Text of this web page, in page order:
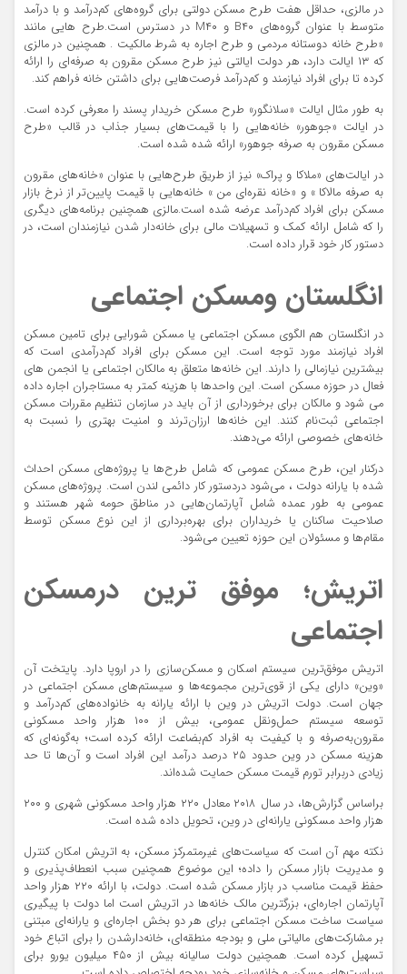
در مالزی، حداقل هفت طرح مسکن دولتی برای گروه‌های کم‌درآمد و با درآمد
متوسط با عنوان گروه‌های B۴۰ و M۴۰ در دسترس است.طرح هایی مانند
«طرح خانه دوستانه مردمی و طرح اجاره به شرط مالکیت . همچنین در مالزی
که ۱۳ ایالت دارد، هر دولت ایالتی نیز طرح مسکن مقرون به صرفه‌ای را ارائه
کرده تا برای افراد نیازمند و کم‌درآمد فرصت‌هایی برای داشتن خانه فراهم کند.
به طور مثال ایالت «سلانگور» طرح مسکن خریدار پسند را معرفی کرده است.
در ایالت «جوهور» خانه‌هایی را با قیمت‌های بسیار جذاب در قالب «طرح
مسکن مقرون به صرفه جوهور» ارائه شده شده است.
در ایالت‌های «ملاکا و پراک» نیز از طریق طرح‌هایی با عنوان «خانه‌های مقرون‌
به‌ صرفه مالاکا » و «خانه نقره‌ای من » خانه‌هایی با قیمت پایین‌تر از نرخ بازار
مسکن برای افراد کم‌درآمد عرضه شده است.مالزی همچنین برنامه‌های دیگری
را که شامل ارائه کمک و تسهیلات مالی برای خانه‌دار شدن نیازمندان است، در
دستور کار خود قرار داده است.
انگلستان ومسکن اجتماعی
در انگلستان هم الگوی مسکن اجتماعی یا مسکن شورایی برای تامین مسکن
افراد نیازمند مورد توجه است. این مسکن برای افراد کم‌درآمدی است که
بیشترین نیازمالی را دارند. این خانه‌ها متعلق به مالکان اجتماعی یا انجمن های
فعال در حوزه مسکن است. این واحدها با هزینه کمتر به مستاجران اجاره داده
می شود و مالکان برای برخورداری از آن باید در سازمان تنظیم مقررات مسکن
اجتماعی ثبت‌نام کنند. این خانه‌ها ارزان‌ترند و امنیت بهتری را نسبت به
خانه‌های خصوصی ارائه می‌دهند.
درکنار این، طرح مسکن عمومی که شامل طرح‌ها یا پروژه‌های مسکن احداث
شده با یارانه دولت ، می‌شود دردستور کار دائمی لندن است. پروژه‌های مسکن
عمومی به طور عمده شامل آپارتمان‌هایی در مناطق حومه شهر هستند و
صلاحیت ساکنان یا خریداران برای بهره‌برداری از این نوع مسکن توسط
مقام‌ها و مسئولان این حوزه تعیین می‌شود.
اتریش؛ موفق ترین درمسکن
اجتماعی
اتریش موفق‌ترین سیستم اسکان و مسکن‌سازی را در اروپا دارد. پایتخت آن
«وین» دارای یکی از قوی‌ترین مجموعه‌ها و سیستم‌های مسکن اجتماعی در
جهان است. دولت اتریش در وین با ارائه یارانه به خانواده‌های کم‌درآمد و
توسعه سیستم حمل‌ونقل عمومی، بیش از ۱۰۰ هزار واحد مسکونی
مقرون‌به‌صرفه و با کیفیت به افراد کم‌بضاعت ارائه کرده است؛ به‌گونه‌ای که
هزینه مسکن در وین حدود ۲۵ درصد درآمد این افراد است و آن‌ها تا حد
زیادی دربرابر تورم قیمت مسکن حمایت شده‌اند.
براساس گزارش‌ها، در سال ۲۰۱۸ معادل ۲۲۰ هزار واحد مسکونی شهری و ۲۰۰
هزار واحد مسکونی یارانه‌ای در وین، تحویل داده شده است.
نکته مهم آن است که سیاست‌های غیرمتمرکز مسکن، به اتریش امکان کنترل
و مدیریت بازار مسکن را داده؛ این موضوع همچنین سبب انعطاف‌پذیری و
حفظ قیمت مناسب در بازار مسکن شده است. دولت، با ارائه ۲۲۰ هزار واحد
آپارتمان اجاره‌ای، بزرگترین مالک خانه‌ها در اتریش است اما دولت با پیگیری
سیاست ساخت مسکن اجتماعی برای هر دو بخش اجاره‌ای و یارانه‌ای مبتنی
بر مشارکت‌های مالیاتی ملی و بودجه منطقه‌ای، خانه‌دارشدن را برای اتباع خود
تسهیل کرده است. همچنین دولت سالیانه بیش از ۴۵۰ میلیون یورو برای